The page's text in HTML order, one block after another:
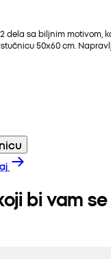
dela sa biljnim motivom,
50x60 cm.
bi vam